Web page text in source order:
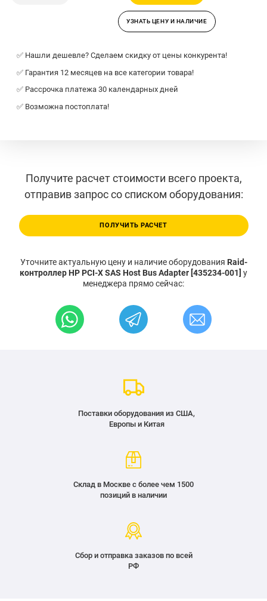
УЗНАТЬ ЦЕНУ И НАЛИЧИЕ
✅ Нашли дешевле? Сделаем скидку от цены конкурента!
✅ Гарантия 12 месяцев на все категории товара!
✅ Рассрочка платежа 30 календарных дней
✅ Возможна постоплата!
Получите расчет стоимости всего проекта,
отправив запрос со списком оборудования:
ПОЛУЧИТЬ РАСЧЕТ
Уточните актуальную цену и наличие оборудования Raid-
контроллер HP PCI-X SAS Host Bus Adapter [435234-001] у
менеджера прямо сейчас:
Поставки оборудования из США,
Европы и Китая
Склад в Москве с более чем 1500
позиций в наличии
Сбор и отправка заказов по всей
РФ